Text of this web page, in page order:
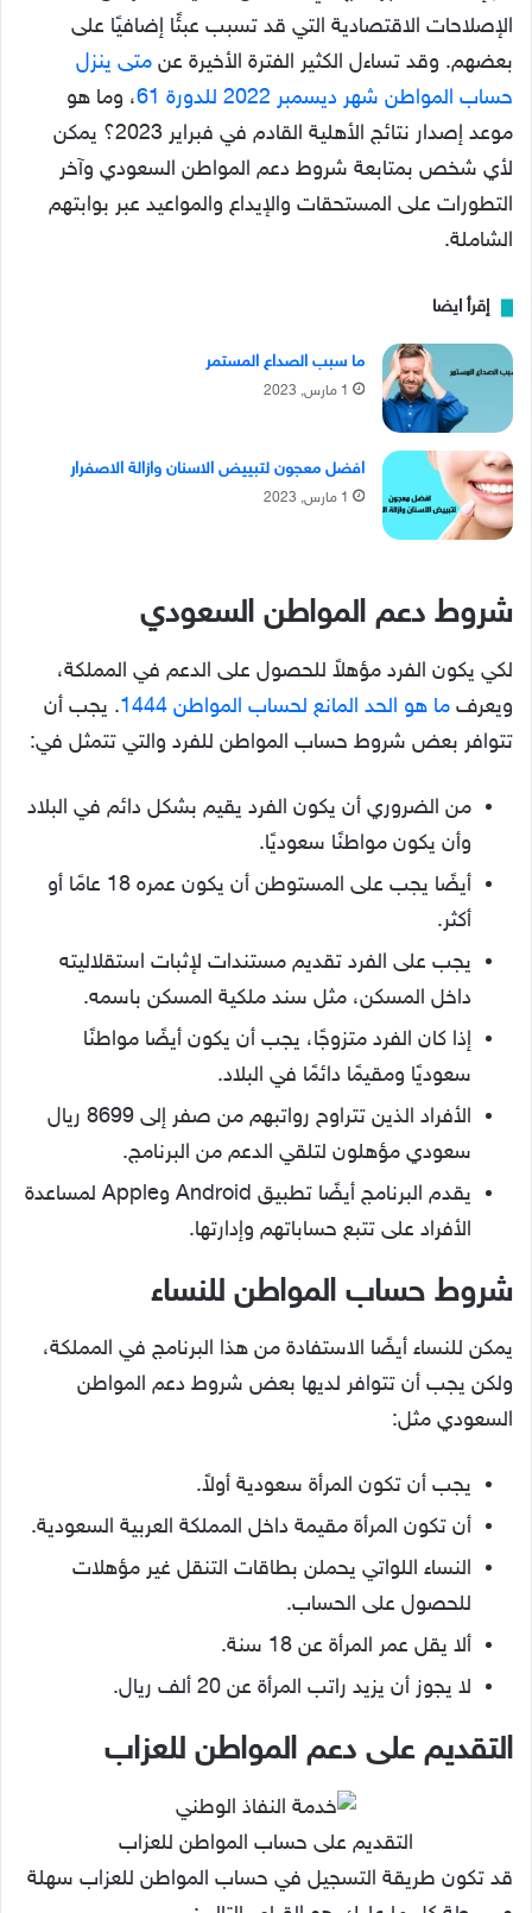
الإصلاحات الاقتصادية التي قد تسبب عبئًا إضافيًا على
بعضهم. وقد تساءل الكثير الفترة الأخيرة عن متى ينزل
حساب المواطن شهر ديسمبر 2022 للدورة 61
، وما هو
موعد إصدار نتائج الأهلية القادم في فبراير 2023؟ يمكن
لأي شخص بمتابعة شروط دعم المواطن السعودي وآخر
التطورات على المستحقات والإيداع والمواعيد عبر بوابتهم
الشاملة.
إقرأ ايضا
ما سبب الصداع المستمر
1 مارس, 2023
افضل معجون لتبييض الاسنان وازالة الاصفرار
1 مارس, 2023
شروط دعم المواطن السعودي
لكي يكون الفرد مؤهلاً للحصول على الدعم في المملكة،
ويعرف ما هو الحد المانع لحساب المواطن 1444
. يجب أن
تتوافر بعض شروط حساب المواطن للفرد والتي تتمثل في:
من الضروري أن يكون الفرد يقيم بشكل دائم في البلاد
وأن يكون مواطنًا سعوديًا.
أيضًا يجب على المستوطن أن يكون عمره 18 عامًا أو
أكثر.
يجب على الفرد تقديم مستندات لإثبات استقلاليته
داخل المسكن، مثل سند ملكية المسكن باسمه.
إذا كان الفرد متزوجًا، يجب أن يكون أيضًا مواطنًا
سعوديًا ومقيمًا دائمًا في البلاد.
الأفراد الذين تتراوح رواتبهم من صفر إلى 8699 ريال
سعودي مؤهلون لتلقي الدعم من البرنامج.
يقدم البرنامج أيضًا تطبيق Android وApple لمساعدة
الأفراد على تتبع حساباتهم وإدارتها.
شروط حساب المواطن للنساء
يمكن للنساء أيضًا الاستفادة من هذا البرنامج في المملكة،
ولكن يجب أن تتوافر لديها بعض شروط دعم المواطن
السعودي مثل:
يجب أن تكون المرأة سعودية أولاً.
أن تكون المرأة مقيمة داخل المملكة العربية السعودية.
النساء اللواتي يحملن بطاقات التنقل غير مؤهلات
للحصول على الحساب.
ألا يقل عمر المرأة عن 18 سنة.
لا يجوز أن يزيد راتب المرأة عن 20 ألف ريال.
التقديم على دعم المواطن للعزاب
التقديم على حساب المواطن للعزاب
قد تكون طريقة التسجيل في حساب المواطن للعزاب سهلة